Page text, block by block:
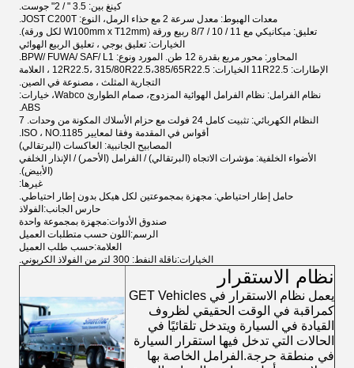
كينغ بين: 3.5 " / 2" جوست.
معدات الهبوط: معدل سرعة 2 مع حذاء الرمل، النوع: JOST C200T.
تعليق: ميكانيكي مع 11 / 10 / 8/7 ربيع ورقة (W100mm x T12mm لكل ورقة).
الخيارات: تعليق بوجي ، تعليق الربيع الهوائي
المحاور: محور مربع بقدرة 12 طن. المورد ونوع: BPW/ FUWA/ SAF/ L1.
الإطارات: 11R22.5 الخيارات: 12R22.5، 315/80R22.5،385/65R22.5 ، العلامة
التجارية المثلث ، مصنوعة في الصين.
نظام الفرامل: نظام الفرامل الهوائية المزدوج، صمام الطوارئ Wabco، خيارات:
ABS.
النظام الكهربائي: تثبيت كامل 24 فولت مع حزام الأسلاك المكونة من وحدات. 7
أقواس في المقدمة وفقا لمعايير ISO ، NO.1185.
المصابيح الجانبية: العاكسات (البرتقالي)
الأضواء الخلفية: مؤشرات الاتجاه (البرتقالي) / الفرامل (الأحمر) / الإنذار الخلفي
(الأبيض).
غيرها:
حامل إطار احتياطي: مجهزة بمجموعتين لكل هيكل بدون إطار احتياطي.
حارس الجانب: الفولاذ
صندوق الأدوات:مجهزة بمجموعة واحدة
الرسم: اللون حسب متطلبات العميل
العلامة:حسب طلب العميل
الخيارات:ناقلة النفط: 300 لتر من الفولاذ الكربوني.
نظام الاستقرار
يعمل نظام الاستقرار في GET Vehicles
كمراقبة في الوقت الحقيقي لظروف
القيادة في السيارة ويتدخل تلقائيًا في
الحالات التي تدخل فيها استقرار السيارة
في منطقة حرجة.الفرامل الخاصة بها